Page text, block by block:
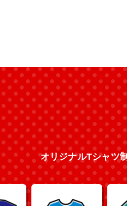
オリジナルTシャツ